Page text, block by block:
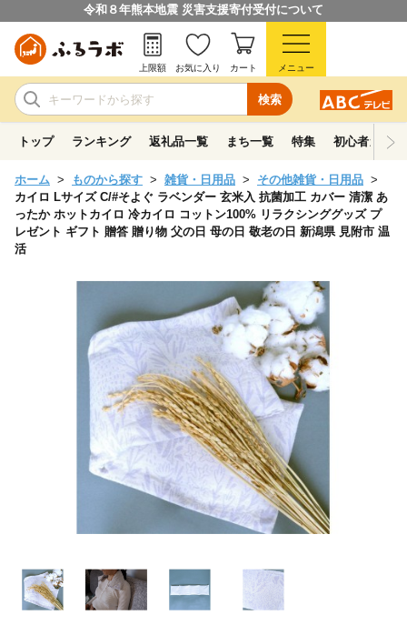
令和８年熊本地震 災害支援寄付受付について
検索
上限額 お気に入り カート メニュー
トップ ランキング 返礼品一覧 まち一覧 特集 初心者ガイド
ホーム ものから探す 雑貨・日用品
その他雑貨・日用品
カイロ Lサイズ C/#そよぐ ラベンダー 玄米入 抗菌加工 カバー 清潔 あ
ったか ホットカイロ 冷カイロ コットン100% リラクシンググッズ プ
レゼント ギフト 贈答 贈り物 父の日 母の日 敬老の日 新潟県 見附市 温
活